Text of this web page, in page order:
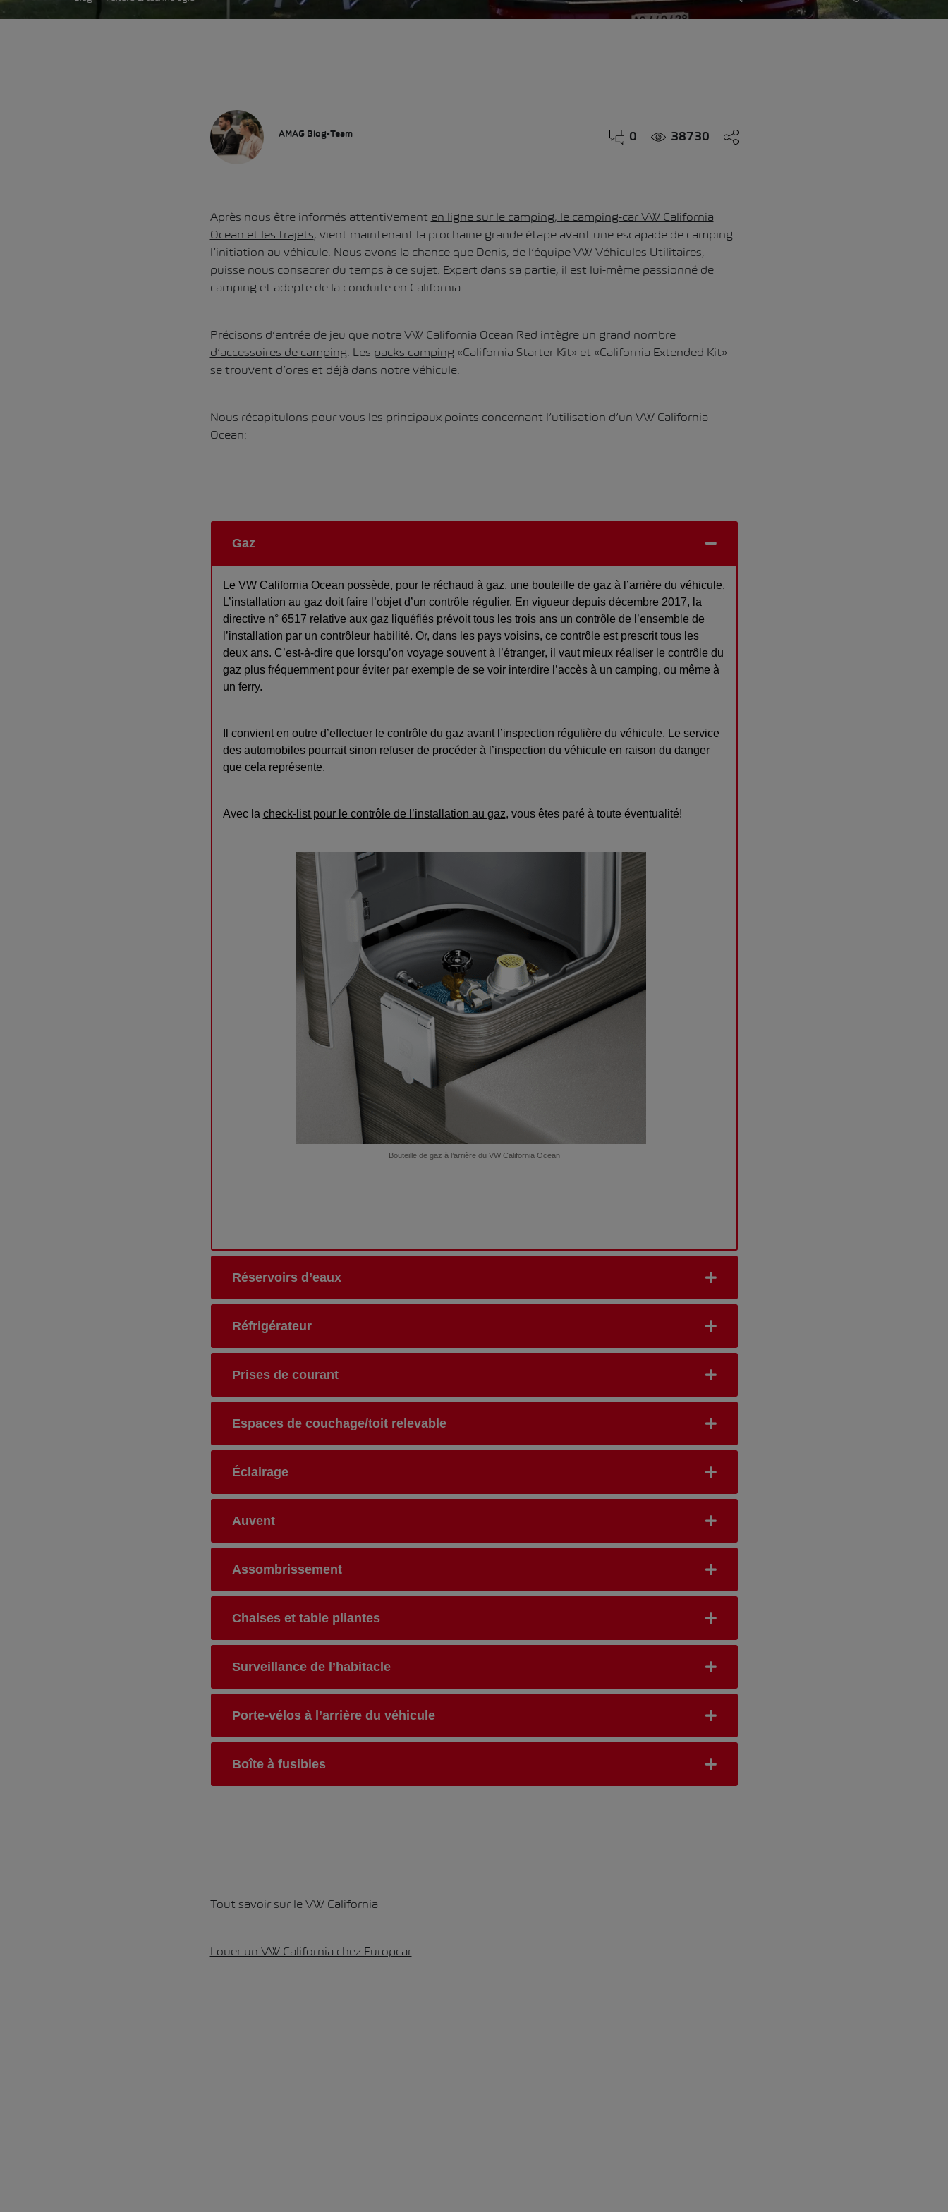
AMAG Blog-Team 0 38730
Après nous être informés attentivement en ligne sur le camping, le camping-car VW California
Ocean et les trajets, vient maintenant la prochaine grande étape avant une escapade de camping:
l’initiation au véhicule. Nous avons la chance que Denis, de l’équipe VW Véhicules Utilitaires,
puisse nous consacrer du temps à ce sujet. Expert dans sa partie, il est lui-même passionné de
camping et adepte de la conduite en California.
Précisons d’entrée de jeu que notre VW California Ocean Red intègre un grand nombre
d’accessoires de camping . Les packs camping «California Starter Kit» et «California Extended Kit»
se trouvent d’ores et déjà dans notre véhicule.
Nous récapitulons pour vous les principaux points concernant l’utilisation d’un VW California
Ocean:
Gaz
Le VW California Ocean possède, pour le réchaud à gaz, une bouteille de gaz à l’arrière du véhicule.
L’installation au gaz doit faire l’objet d’un contrôle régulier. En vigueur depuis décembre 2017, la
directive n° 6517 relative aux gaz liquéfiés prévoit tous les trois ans un contrôle de l’ensemble de
l’installation par un contrôleur habilité. Or, dans les pays voisins, ce contrôle est prescrit tous les
deux ans. C’est-à-dire que lorsqu’on voyage souvent à l’étranger, il vaut mieux réaliser le contrôle du
gaz plus fréquemment pour éviter par exemple de se voir interdire l’accès à un camping, ou même à
un ferry.
Il convient en outre d’effectuer le contrôle du gaz avant l’inspection régulière du véhicule. Le service
des automobiles pourrait sinon refuser de procéder à l’inspection du véhicule en raison du danger
que cela représente.
Avec la check-list pour le contrôle de l’installation au gaz, vous êtes paré à toute éventualité!
Bouteille de gaz à l’arrière du VW California Ocean
Réservoirs d’eaux
Réfrigérateur
Prises de courant
Espaces de couchage/toit relevable
Éclairage
Auvent
Assombrissement
Chaises et table pliantes
Surveillance de l’habitacle
Porte-vélos à l’arrière du véhicule
Boîte à fusibles
Tout savoir sur le VW California
Louer un VW California chez Europcar